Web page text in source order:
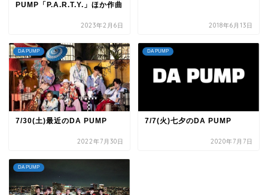
PUMP「P.A.R.T.Y.」ほか作曲
2023年2月6日 2018年6月13日
DA PUMP
7/30(土)最近のDA PUMP
2022年7月30日
DA PUMP
7/7(火)七夕のDA PUMP
2020年7月7日
DA PUMP